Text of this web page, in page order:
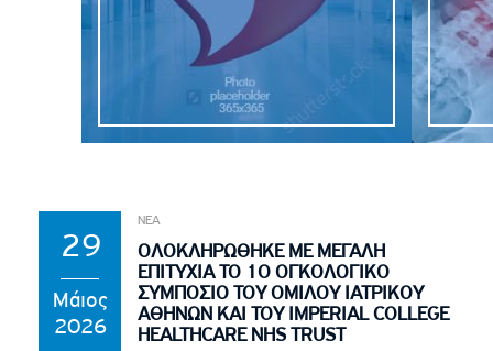
29
Μάιος
2026
ΝΕΑ
ΟΛΟΚΛΗΡΩΘΗΚΕ ΜΕ ΜΕΓΑΛΗ
ΕΠΙΤΥΧΙΑ ΤΟ 1Ο ΟΓΚΟΛΟΓΙΚΟ
ΣΥΜΠΟΣΙΟ ΤΟΥ ΟΜΙΛΟΥ ΙΑΤΡΙΚΟΥ
ΑΘΗΝΩΝ ΚΑΙ ΤΟΥ IMPERIAL COLLEGE
HEALTHCARE NHS TRUST